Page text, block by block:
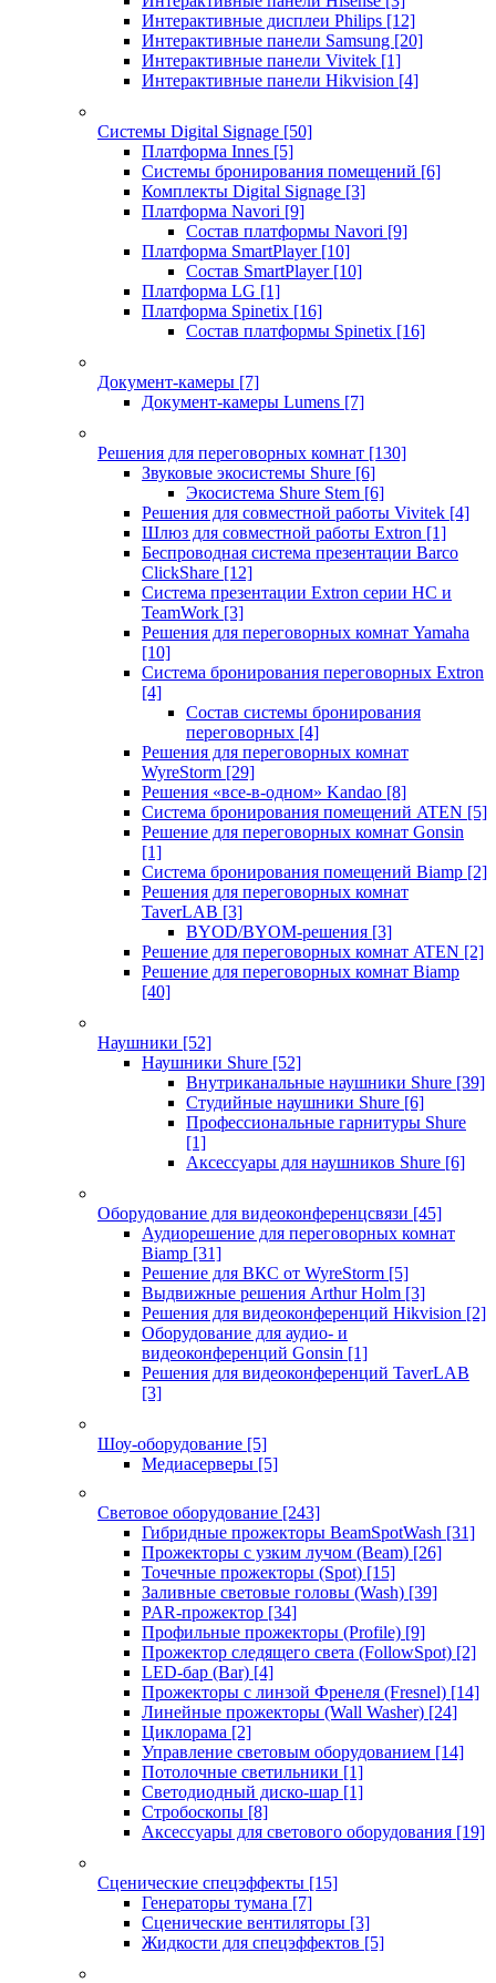
Интерактивные дисплеи Philips [12]
Интерактивные панели Samsung [20]
Интерактивные панели Vivitek [1]
Интерактивные панели Hikvision [4]
Системы Digital Signage [50]
Платформа Innes [5]
Системы бронирования помещений [6]
Комплекты Digital Signage [3]
Платформа Navori [9]
Состав платформы Navori [9]
Платформа SmartPlayer [10]
Состав SmartPlayer [10]
Платформа LG [1]
Платформа Spinetix [16]
Состав платформы Spinetix [16]
Документ-камеры [7]
Документ-камеры Lumens [7]
Решения для переговорных комнат [130]
Звуковые экосистемы Shure [6]
Экосистема Shure Stem [6]
Решения для совместной работы Vivitek [4]
Шлюз для совместной работы Extron [1]
Беспроводная система презентации Barco
ClickShare [12]
Система презентации Extron серии HC и
TeamWork [3]
Решения для переговорных комнат Yamaha
[10]
Система бронирования переговорных Extron
[4]
Состав системы бронирования
переговорных [4]
Решения для переговорных комнат
WyreStorm [29]
Решения «все-в-одном» Kandao [8]
Система бронирования помещений ATEN [5]
Решение для переговорных комнат Gonsin
[1]
Система бронирования помещений Biamp [2]
Решения для переговорных комнат
TaverLAB [3]
BYOD/BYOM-решения [3]
Решение для переговорных комнат ATEN [2]
Решение для переговорных комнат Biamp
[40]
Наушники [52]
Наушники Shure [52]
Внутриканальные наушники Shure [39]
Студийные наушники Shure [6]
Профессиональные гарнитуры Shure
[1]
Аксессуары для наушников Shure [6]
Оборудование для видеоконференцсвязи [45]
Аудиорешение для переговорных комнат
Biamp [31]
Решение для ВКС от WyreStorm [5]
Выдвижные решения Arthur Holm [3]
Решения для видеоконференций Hikvision [2]
Оборудование для аудио- и
видеоконференций Gonsin [1]
Решения для видеоконференций TaverLAB
[3]
Шоу-оборудование [5]
Медиасерверы [5]
Световое оборудование [243]
Гибридные прожекторы BeamSpotWash [31]
Прожекторы с узким лучом (Beam) [26]
Точечные прожекторы (Spot) [15]
Заливные световые головы (Wash) [39]
PAR-прожектор [34]
Профильные прожекторы (Profile) [9]
Прожектор следящего света (FollowSpot) [2]
LED-бар (Bar) [4]
Прожекторы с линзой Френеля (Fresnel) [14]
Линейные прожекторы (Wall Washer) [24]
Циклорама [2]
Управление световым оборудованием [14]
Потолочные светильники [1]
Светодиодный диско-шар [1]
Стробоскопы [8]
Аксессуары для светового оборудования [19]
Сценические спецэффекты [15]
Генераторы тумана [7]
Сценические вентиляторы [3]
Жидкости для спецэффектов [5]